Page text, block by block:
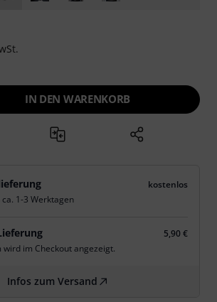
IN DEN WARENKORB
kostenlos
1-3 Werktagen
5,90 €
wird im Checkout angezeigt.
Infos zum Versand